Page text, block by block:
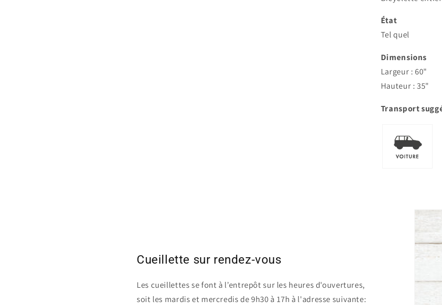
État
Tel quel
Dimensions
Largeur :60"
Hauteur : 35"
Transport
Cueillette sur rendez-vous
Les cueillettes se font à l’entrepôt sur les heures d'ouvertures,
soit les mardis et mercredis de 9h30 à 17h à l'adresse suivante: